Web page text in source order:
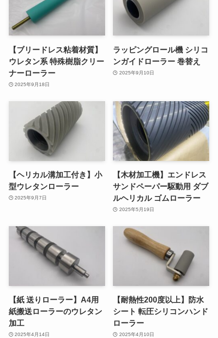
【ブリードレス粘着材質】
ウレタン系 特殊樹脂クリー
ナーローラー
2025年9月18日
ラッピングロール機 シリコ
ンガイドローラー 巻替え
2025年9月10日
【ヘリカル溝加工付き】小
型ウレタンローラー
2025年9月7日
【木材加工機】エンドレス
サンドペーパー駆動用 ダブ
ルヘリカル ゴムローラー
2025年5月19日
【紙 送りローラー】A4用
紙搬送ローラーのウレタン
加工
2025年4月14日
【耐熱性200度以上】防水
シート 転圧シリコンハンド
ローラー
2025年4月10日